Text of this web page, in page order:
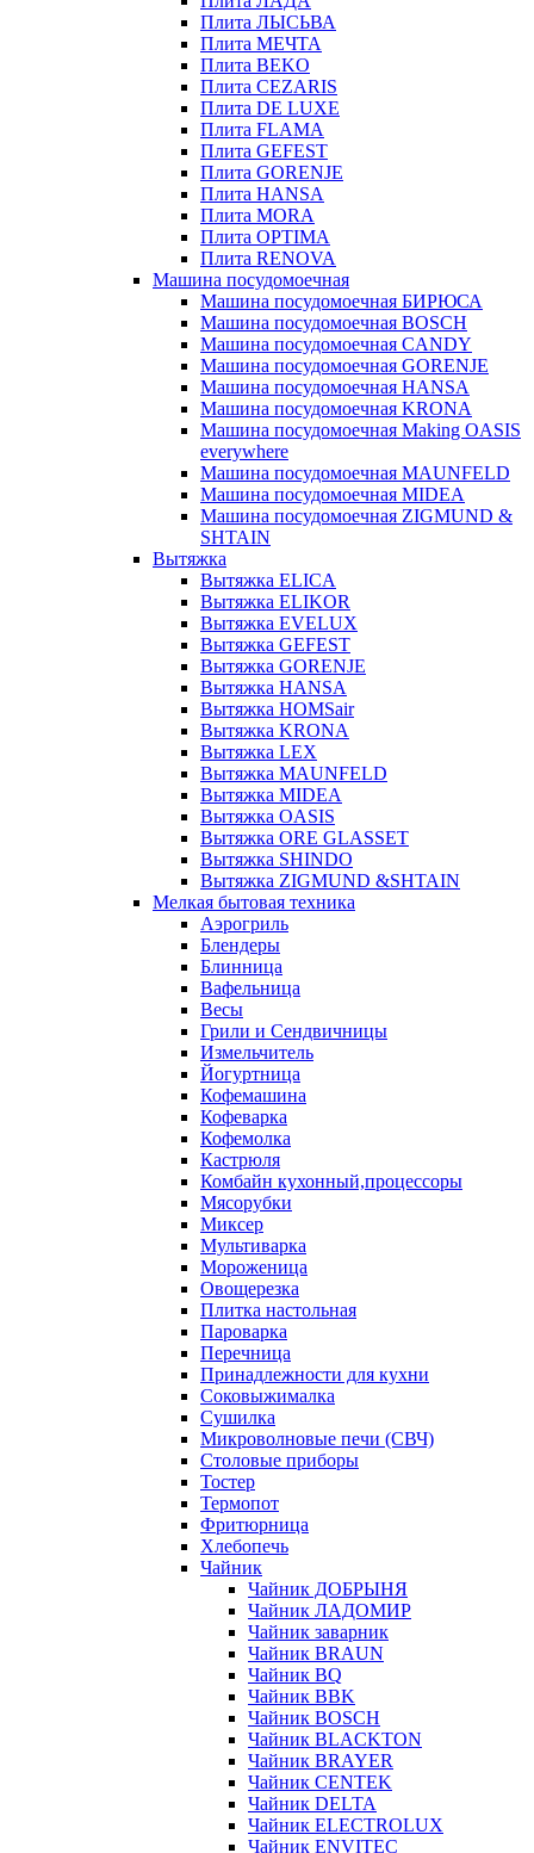
Плита ЛЫСЬВА
Плита МЕЧТА
Плита BEKO
Плита CEZARIS
Плита DE LUXE
Плита FLAMA
Плита GEFEST
Плита GORENJE
Плита HANSA
Плита MORA
Плита OPTIMA
Плита RENOVA
Машина посудомоечная
Машина посудомоечная БИРЮСА
Машина посудомоечная BOSCH
Машина посудомоечная CANDY
Машина посудомоечная GORENJE
Машина посудомоечная HANSA
Машина посудомоечная KRONA
Машина посудомоечная Making OASIS
everywhere
Машина посудомоечная MAUNFELD
Машина посудомоечная MIDEA
Машина посудомоечная ZIGMUND &
SHTAIN
Вытяжка
Вытяжка ELICA
Вытяжка ELIKOR
Вытяжка EVELUX
Вытяжка GEFEST
Вытяжка GORENJE
Вытяжка HANSA
Вытяжка HOMSair
Вытяжка KRONA
Вытяжка LEX
Вытяжка MAUNFELD
Вытяжка MIDEA
Вытяжка OASIS
Вытяжка ORE GLASSET
Вытяжка SHINDO
Вытяжка ZIGMUND &SHTAIN
Мелкая бытовая техника
Аэрогриль
Блендеры
Блинница
Вафельница
Весы
Грили и Сендвичницы
Измельчитель
Йогуртница
Кофемашина
Кофеварка
Кофемолка
Кастрюля
Комбайн кухонный,процессоры
Мясорубки
Миксер
Мультиварка
Мороженица
Овощерезка
Плитка настольная
Пароварка
Перечница
Принадлежности для кухни
Соковыжималка
Сушилка
Микроволновые печи (СВЧ)
Столовые приборы
Тостер
Термопот
Фритюрница
Хлебопечь
Чайник
Чайник ДОБРЫНЯ
Чайник ЛАДОМИР
Чайник заварник
Чайник BRAUN
Чайник BQ
Чайник BBK
Чайник BOSCH
Чайник BLACKTON
Чайник BRAYER
Чайник CENTEK
Чайник DELTA
Чайник ELECTROLUX
Чайник ENVITEC